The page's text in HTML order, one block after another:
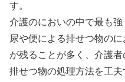
す。
介護のにおいの中で最も
尿や便による排せつ物の
が残ることが多く、介護者
排せつ物の処理方法を工